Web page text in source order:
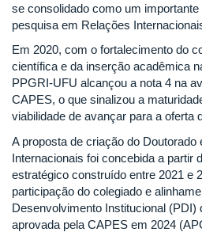
se consolidado como um
pesquisa em Relações
Em 2020, com o fortalecimento do
científica e da inserção acadêmica
PPGRI-UFU alcançou a nota 4 na
CAPES, o que sinalizou a
viabilidade de avançar para a oferta
A proposta de criação do Doutorado
Internacionais foi concebida a partir
estratégico construído entre 2021 e
participação do colegiado e
Desenvolvimento Institucional (PDI)
aprovada pela CAPES em 2024